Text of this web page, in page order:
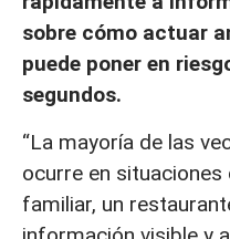
sobre cómo actuar
puede poner en
segundos.
“La mayoría de las
ocurre en
familiar, un